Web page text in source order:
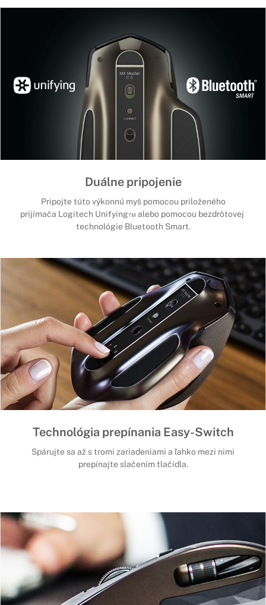
Duálne pripojenie
Pripojte túto výkonnú myš pomocou priloženého
prijímača Logitech Unifying™ alebo pomocou bezdrôtovej
technológie Bluetooth Smart.
Technológia prepínania Easy-Switch
Spárujte sa až s tromi zariadeniami a ľahko mezi nimi
prepínajte slačením tlačidla.